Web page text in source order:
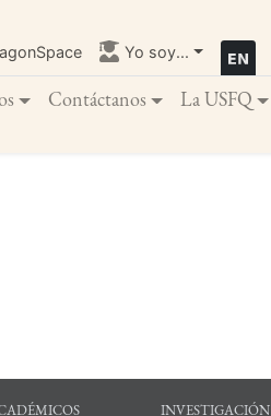
Yo soy...
Contáctanos La USFQ
INVESTIGACIÓN